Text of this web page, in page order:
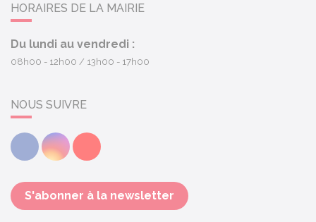
HORAIRES DE LA MAIRIE
Du lundi au vendredi :
08h00 - 12h00 13h00 - 17h00
NOUS SUIVRE
FacebookInstagramYoutube
S'abonner à la newsletter